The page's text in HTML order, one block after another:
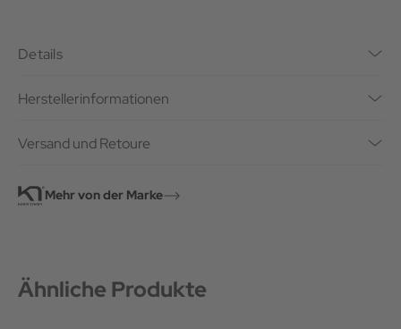
Details
Herstellerinformationen
Versand und Retoure
Mehr von der Marke
Ähnliche Produkte